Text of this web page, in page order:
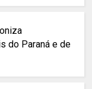
do Paraná e de